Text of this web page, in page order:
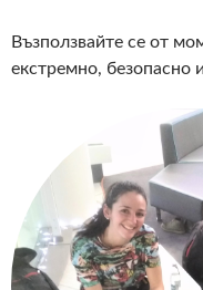
Възползвайте се от
екстремно, безопасно